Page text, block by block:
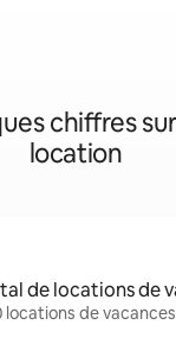
chiffres
location
de locations de
locations de